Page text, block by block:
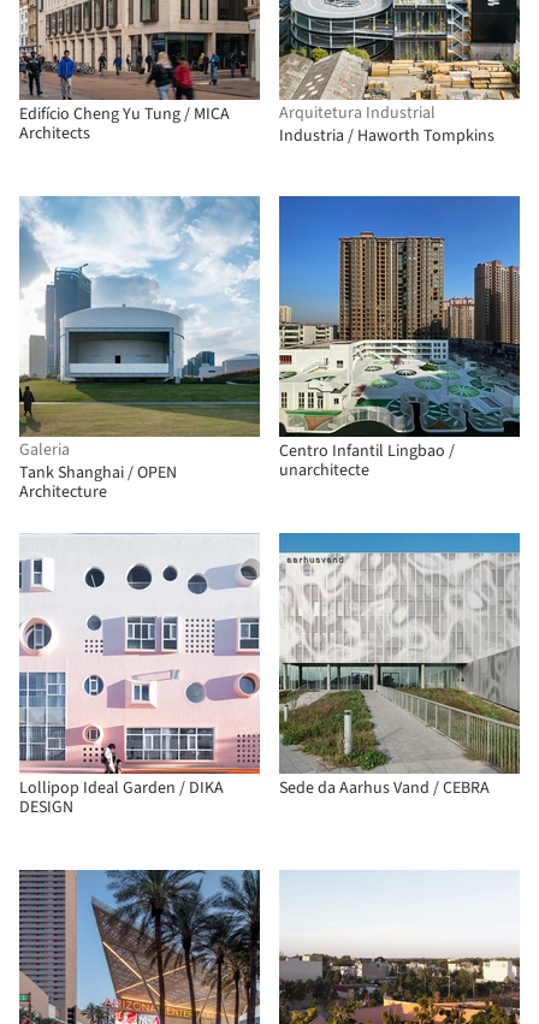
Edifício Cheng Yu Tung / MICA
Architects
Arquitetura Industrial
Industria / Haworth Tompkins
Galeria
Tank Shanghai / OPEN
Architecture
Centro Infantil Lingbao /
unarchitecte
Lollipop Ideal Garden / DIKA
DESIGN
Sede da Aarhus Vand / CEBRA